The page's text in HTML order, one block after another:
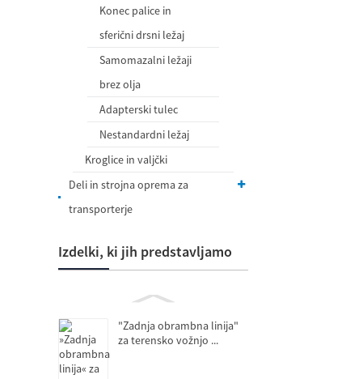
Konec palice in
sferični drsni ležaj
Samomazalni ležaji
brez olja
Adapterski tulec
Nestandardni ležaj
Kroglice in valjčki
Deli in strojna oprema za
transporterje
Izdelki, ki jih predstavljamo
"Zadnja obrambna linija"
za terensko vožnjo ...